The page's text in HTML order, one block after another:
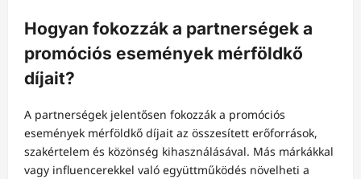
Hogyan fokozzák a partnerségek a
promóciós események mérföldkő
díjait?
A partnerségek jelentősen fokozzák a promóciós
események mérföldkő díjait az összesített erőforrások,
szakértelem és közönség kihasználásával. Más márkákkal
vagy influencerekkel való együttműködés növelheti a